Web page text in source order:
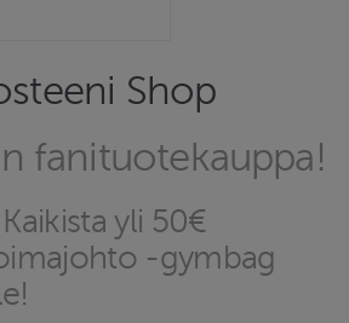
Shop
fanituotekauppa!
yli 50€
-gymbag